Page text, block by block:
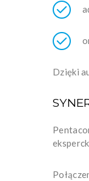
Dzięki